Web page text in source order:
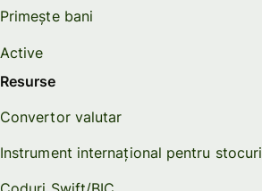
Primește bani
Active
Resurse
Convertor valutar
Instrument internațional pentru stocuri